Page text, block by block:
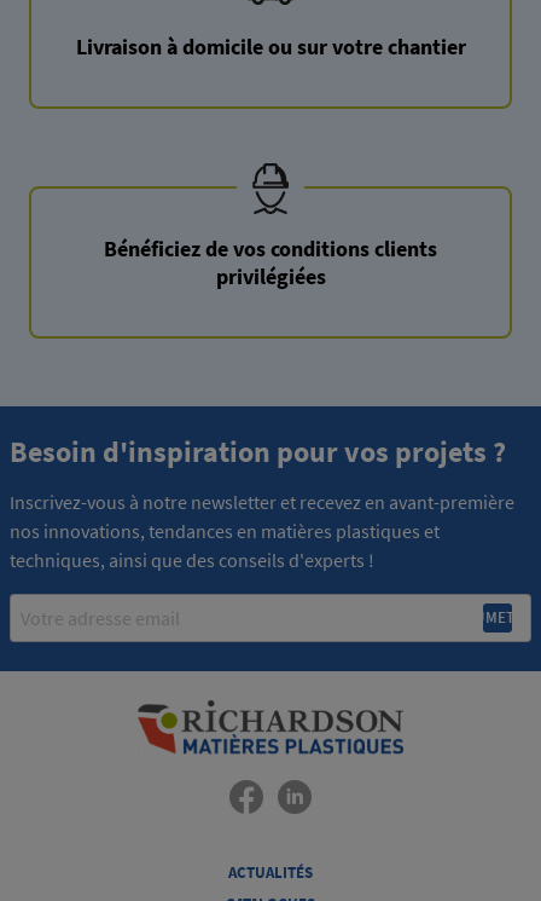
Livraison à domicile ou sur votre chantier
Bénéficiez de vos conditions clients
privilégiées
Besoin d'inspiration pour vos projets ?
Inscrivez-vous à notre newsletter et recevez en avant-première
nos innovations, tendances en matières plastiques et
techniques, ainsi que des conseils d'experts !
Email
ACTUALITÉS